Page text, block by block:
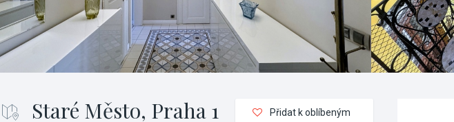
Staré Město, Praha 1
Přidat k oblíbeným